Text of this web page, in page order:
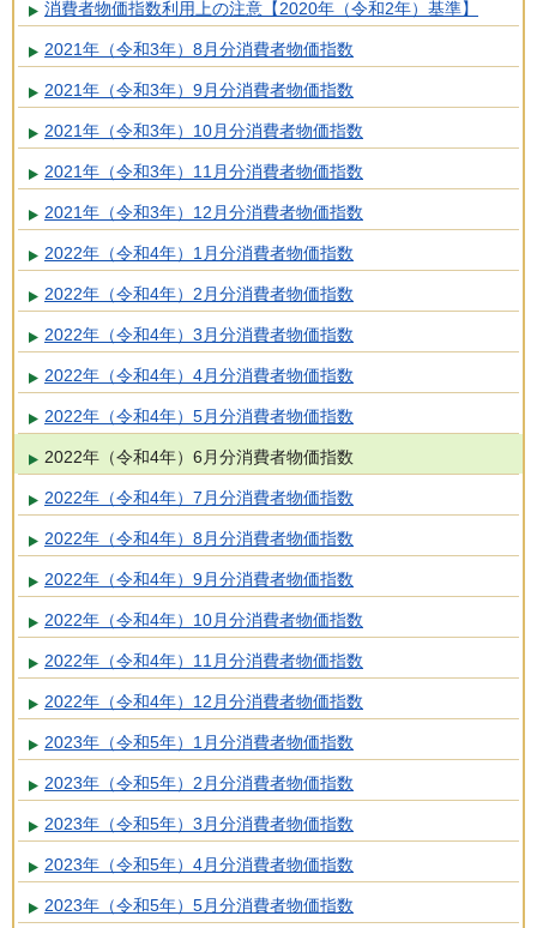
消費者物価指数利用上の注意【2020年（令和2年）基準】
2021年（令和3年）8月分消費者物価指数
2021年（令和3年）9月分消費者物価指数
2021年（令和3年）10月分消費者物価指数
2021年（令和3年）11月分消費者物価指数
2021年（令和3年）12月分消費者物価指数
2022年（令和4年）1月分消費者物価指数
2022年（令和4年）2月分消費者物価指数
2022年（令和4年）3月分消費者物価指数
2022年（令和4年）4月分消費者物価指数
2022年（令和4年）5月分消費者物価指数
2022年（令和4年）6月分消費者物価指数
2022年（令和4年）7月分消費者物価指数
2022年（令和4年）8月分消費者物価指数
2022年（令和4年）9月分消費者物価指数
2022年（令和4年）10月分消費者物価指数
2022年（令和4年）11月分消費者物価指数
2022年（令和4年）12月分消費者物価指数
2023年（令和5年）1月分消費者物価指数
2023年（令和5年）2月分消費者物価指数
2023年（令和5年）3月分消費者物価指数
2023年（令和5年）4月分消費者物価指数
2023年（令和5年）5月分消費者物価指数